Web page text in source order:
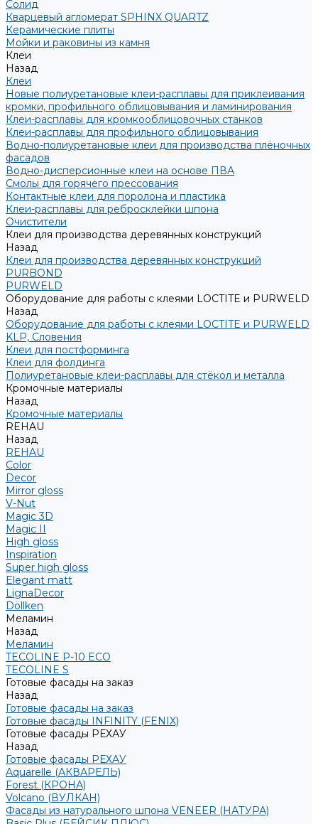
Солид
Кварцевый агломерат SPHINX QUARTZ
Керамические плиты
Мойки и раковины из камня
Клеи
Назад
Клеи
Новые полиуретановые клеи-расплавы для приклеивания
кромки, профильного облицовывания и ламинирования
Клеи-расплавы для кромкооблицовочных станков
Клеи-расплавы для профильного облицовывания
Водно-полиуретановые клеи для производства плёночных
фасадов
Водно-дисперсионные клеи на основе ПВА
Смолы для горячего прессования
Контактные клеи для поролона и пластика
Клеи-расплавы для ребросклейки шпона
Очистители
Клеи для производства деревянных конструкций
Назад
Клеи для производства деревянных конструкций
PURBOND
PURWELD
Оборудование для работы с клеями LOCTITE и PURWELD
Назад
Оборудование для работы с клеями LOCTITE и PURWELD
KLP, Словения
Клеи для постформинга
Клеи для фолдинга
Полиуретановые клеи-расплавы для стёкол и металла
Кромочные материалы
Назад
Кромочные материалы
REHAU
Назад
REHAU
Color
Decor
Mirror gloss
V-Nut
Magic 3D
Magic II
High gloss
Inspiration
Super high gloss
Elegant matt
LignaDecor
Döllken
Меламин
Назад
Меламин
TECOLINE P-10 ECO
TECOLINE S
Готовые фасады на заказ
Назад
Готовые фасады на заказ
Готовые фасады INFINITY (FENIX)
Готовые фасады РЕХАУ
Назад
Готовые фасады РЕХАУ
Aquarelle (АКВАРЕЛЬ)
Forest (КРОНА)
Volcano (ВУЛКАН)
Фасады из натурального шпона VENEER (НАТУРА)